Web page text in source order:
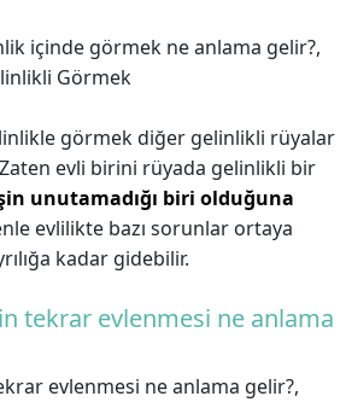
içinde görmek ne anlama gelir?,
Görmek
görmek diğer gelinlikli rüyalar
Zaten evli birini rüyada gelinlikli bir
unutamadığı biri olduğuna
evlilikte bazı sorunlar ortaya
kadar gidebilir.
tekrar evlenmesi ne anlama
evlenmesi ne anlama gelir?,